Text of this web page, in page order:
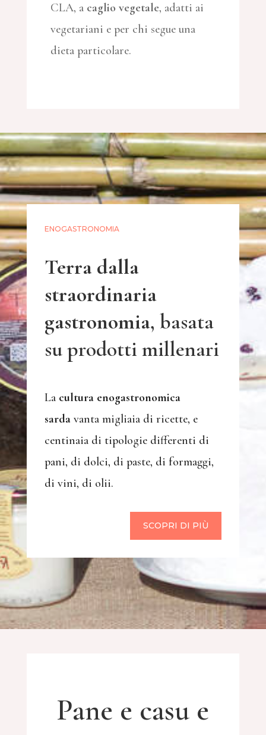
CLA, a caglio vegetale, adatti ai
vegetariani e per chi segue una
dieta particolare.
ENOGASTRONOMIA
Terra dalla
straordinaria
gastronomia, basata
su prodotti millenari
La cultura enogastronomica
sarda vanta migliaia di ricette, e
centinaia di tipologie differenti di
pani, di dolci, di paste, di formaggi,
di vini, di olii.
SCOPRI DI PIÙ
Pane e casu e